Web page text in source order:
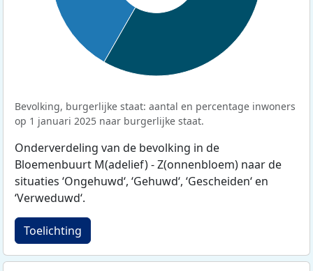
Bevolking, burgerlijke staat: aantal en percentage inwoners
op 1 januari 2025 naar burgerlijke staat.
Onderverdeling van de bevolking in de
Bloemenbuurt M(adelief) - Z(onnenbloem) naar de
situaties ‘Ongehuwd‘, ‘Gehuwd‘, ‘Gescheiden‘ en
‘Verweduwd‘.
Toelichting